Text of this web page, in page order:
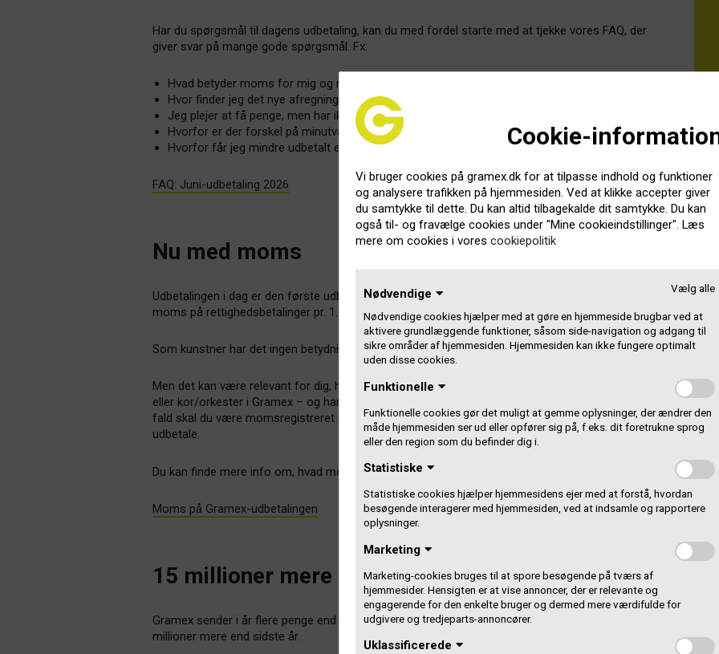
Cookie-
Vi bruger cookies på gramex.dk for at tilpasse indhold og funktioner
og analysere trafikken på hjemmesiden. Ved at klikke accepter giver
du samtykke til dette. Du kan altid tilbagekalde dit samtykke. Du kan
også til- og fravælge cookies under "Mine cookieindstillinger". Læs
mere om cookies i vores cookiepolitik
Vælg alle
Nødvendige
Nødvendige cookies hjælper med at gøre en hjemmeside brugbar ved at
aktivere grundlæggende funktioner, såsom side-navigation og adgang til
sikre områder af hjemmesiden. Hjemmesiden kan ikke fungere optimalt
uden disse cookies.
Funktionelle
Funktionelle cookies gør det muligt at gemme oplysninger, der ændrer den
måde hjemmesiden ser ud eller opfører sig på, f.eks. dit foretrukne sprog
eller den region som du befinder dig i.
Statistiske
Statistiske cookies hjælper hjemmesidens ejer med at forstå, hvordan
besøgende interagerer med hjemmesiden, ved at indsamle og rapportere
oplysninger.
Marketing
Marketing-cookies bruges til at spore besøgende på tværs af
hjemmesider. Hensigten er at vise annoncer, der er relevante og
engagerende for den enkelte bruger og dermed mere værdifulde for
udgivere og tredjeparts-annoncører.
Uklassificerede
Har du spørgsmål til dagens udbetaling, kan du med fordel starte med at tjekke vores FAQ, der
giver svar på mange gode spørgsmål. Fx:
Hvad betyder moms for mig og min udbetaling?
Hvor finder jeg det nye afregningsbilag?
Jeg plejer at få penge, men har ikke fået noget i dag – hvordan kan det være?
Hvorfor er der forskel på minutværdien for 1. og 2. halvår af 2025?
Hvorfor får jeg mindre udbetalt end de andre i bandet?
FAQ: Juni-udbetaling 2026
Nu med moms
Udbetalingen i dag er den første udbetaling for afspilninger i 2025 – og altså efter der er indført
moms på rettighedsbetalinger pr. 1. juli 2025.
Som kunstner har det ingen betydning – du er fortsat fritaget for moms.
Men det kan være relevant for dig, hvis du er producent (pladeselskab eller selvudgiver), arving
eller kor/orkester i Gramex – og har en samlet momspligtig indtægt over 50.000 kr. årligt. I så
fald skal du være momsregistreret og oplyse dit moms-nummer på Mit Gramex, før vi kan
udbetale.
Du kan finde mere info om, hvad moms betyder for dig og din udbetaling, her:
Moms på Gramex-udbetalingen
15 millioner mere til musikken
Gramex sender i år flere penge end før videre til rettighedshaverne: 275 millioner. Det er 15
millioner mere end sidste år.